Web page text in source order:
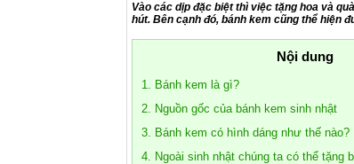
Vào các dịp đặc biệt thì việc tặng hoa và
hút. Bên cạnh đó, bánh kem cũng thể hiện
Nội dung
1. Bánh kem là gì?
2. Nguồn gốc của bánh kem sinh nhật
3. Bánh kem có hình dáng như thế nào?
4. Ngoài sinh nhật chúng ta có thể tặng